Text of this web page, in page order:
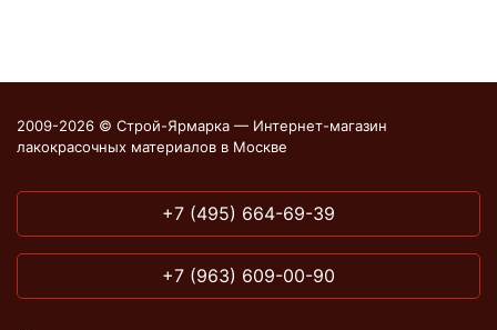
2009-2026 © Строй-Ярмарка — Интернет-магазин
лакокрасочных материалов в Москве
+7 (495) 664-69-39
+7 (963) 609-00-90